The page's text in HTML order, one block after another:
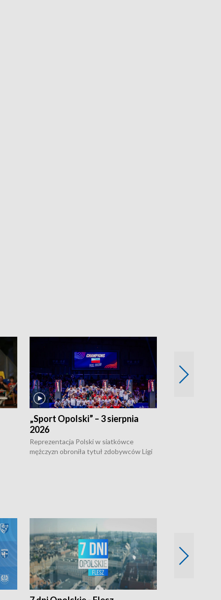
„Sport Opolski” – 3 sierpnia
2026
Reprezentacja Polski w siatkówce
mężczyzn obroniła tytuł zdobywców Ligi